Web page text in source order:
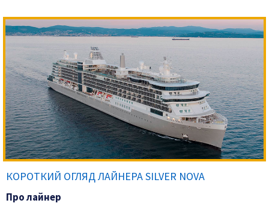
КОРОТКИЙ ОГЛЯД ЛАЙНЕРА SILVER NOVA
Про лайнер